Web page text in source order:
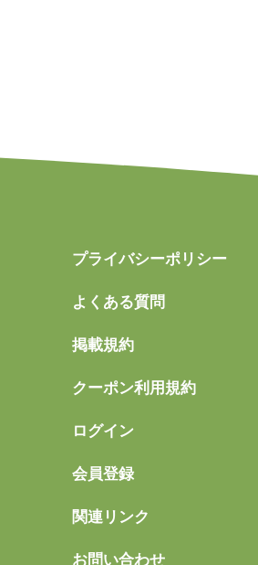
プライバシーポリシー
よくある質問
掲載規約
クーポン利用規約
ログイン
会員登録
関連リンク
お問い合わせ